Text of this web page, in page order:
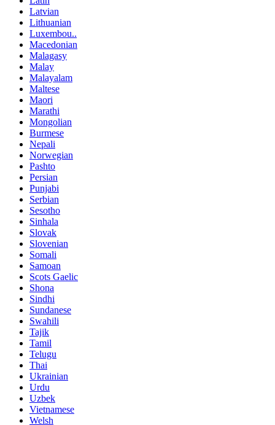
Latvian
Lithuanian
Luxembou..
Macedonian
Malagasy
Malay
Malayalam
Maltese
Maori
Marathi
Mongolian
Burmese
Nepali
Norwegian
Pashto
Persian
Punjabi
Serbian
Sesotho
Sinhala
Slovak
Slovenian
Somali
Samoan
Scots Gaelic
Shona
Sindhi
Sundanese
Swahili
Tajik
Tamil
Telugu
Thai
Ukrainian
Urdu
Uzbek
Vietnamese
Welsh